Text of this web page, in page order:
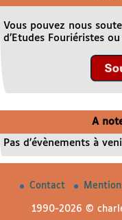
Vous pouvez nous
d’Etudes Fouriéristes
A
Pas d’évènements à
Contact
1990-2026 ©